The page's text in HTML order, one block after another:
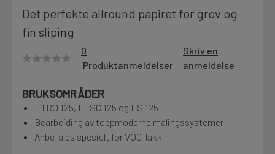
Motek
Finn butikk
Kontakt
Fra rådgivning til sporing av ordre
Det perfekte allround papiret for grov og
fin sliping
0
Produktanmeldelser
Skriv en
anmeldelse
BRUKSOMRÅDER
Til RO 125, ETSC 125 og ES 125
Bearbeiding av toppmoderne malingssystemer
Anbefales spesielt for VOC-lakk